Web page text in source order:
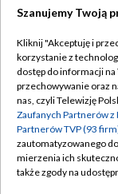
Abonament
Emisja w TVP
Centrum
Naziemna
Szanujemy Twoją
Kliknij "Akceptuję i
korzystanie z
dostęp do informacji
przechowywanie oraz
nas, czyli Telewizję
Zaufanych Partnerów z
Partnerów TVP (93
zautomatyzowanego
mierzenia ich
także zgody na